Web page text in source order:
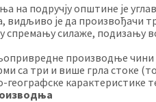
на подручју општине је
видљиво је да произвођачи
у спремању силаже, подизању
производње чини
са три и више грла стоке
географске карактеристике